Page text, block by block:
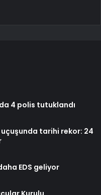
4 polis tutuklandı
uçuşunda tarihi rekor: 24
EDS geliyor